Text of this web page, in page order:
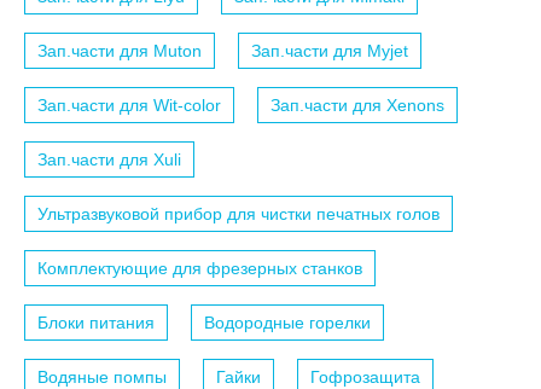
Зап.части для Muton Зап.части для Myjet
Зап.части для Wit-color Зап.части для Xenons
Зап.части для Xuli
Ультразвуковой прибор для чистки печатных голов
Комплектующие для фрезерных станков
Блоки питания Водородные горелки
Водяные помпы Гайки Гофрозащита